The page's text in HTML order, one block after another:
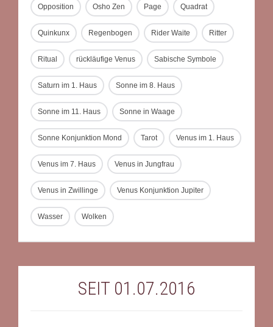
Opposition Osho Zen Page Quadrat
Quinkunx Regenbogen Rider Waite Ritter
Ritual rückläufige Venus Sabische Symbole
Saturn im 1. Haus Sonne im 8. Haus
Sonne im 11. Haus Sonne in Waage
Sonne Konjunktion Mond Tarot Venus im 1. Haus
Venus im 7. Haus Venus in Jungfrau
Venus in Zwillinge Venus Konjunktion Jupiter
Wasser Wolken
SEIT 01.07.2016